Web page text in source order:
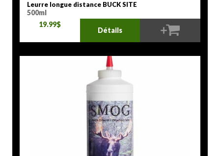
Leurre longue distance BUCK SITE
500ml
19.99$
Détails